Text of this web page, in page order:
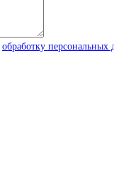
обработку персональных